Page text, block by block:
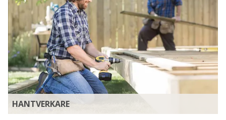
HANTVERKARE